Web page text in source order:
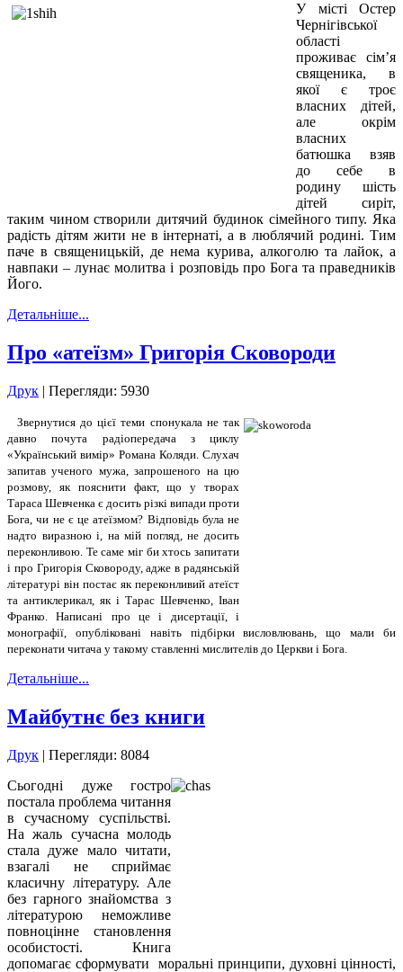
У місті Остер
Чернігівської
області
проживає сім’я
священика, в
якої є троє
власних дітей,
але окрім
власних
батюшка взяв
до себе в
родину шість
дітей сиріт,
таким чином створили дитячий будинок сімейного типу. Яка
радість дітям жити не в інтернаті, а в люблячий родині. Тим
паче в священицькій, де нема курива, алкоголю та лайок, а
навпаки – лунає молитва і розповідь про Бога та праведників
Його.
Детальніше...
Про «атеїзм» Григорія Сковороди
Друк | Перегляди: 5930
Звернутися до цієї теми спонукала не так
давно почута радіопередача з циклу
«Український вимір» Романа Коляди. Слухач
запитав ученого мужа, запрошеного на цю
розмову, як пояснити факт, що у творах
Тараса Шевченка є досить різкі випади проти
Бога, чи не є це атеїзмом? Відповідь була не
надто виразною і, на мій погляд, не досить
переконливою. Те саме міг би хтось запитати
і про Григорія Сковороду, адже в радянській
літературі він постає як переконливий атеїст
та антиклерикал, як і Тарас Шевченко, Іван
Франко. Написані про це і дисертації, і
монографії, опубліковані навіть підбірки висловлювань, що мали би
переконати читача у такому ставленні мислителів до Церкви і Бога.
Детальніше...
Майбутнє без книги
Друк | Перегляди: 8084
Сьогодні дуже гостро
постала проблема читання
в сучасному суспільстві.
На жаль сучасна молодь
стала дуже мало читати,
взагалі не сприймає
класичну літературу. Але
без гарного знайомства з
літературою неможливе
повноцінне становлення
особистості. Книга
допомагає сформувати моральні принципи, духовні цінності,